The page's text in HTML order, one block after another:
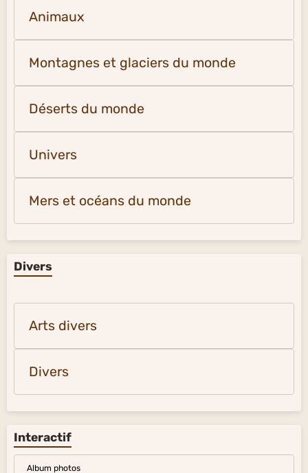
Animaux
Montagnes et glaciers du monde
Déserts du monde
Univers
Mers et océans du monde
Divers
Arts divers
Divers
Interactif
Album photos